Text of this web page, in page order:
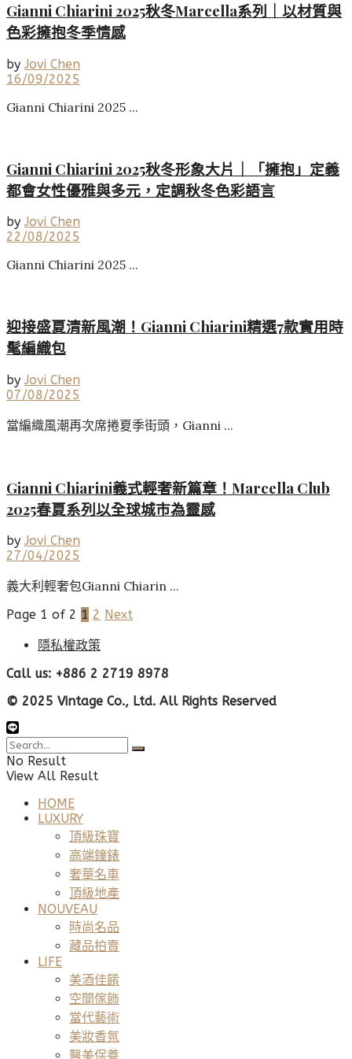
Gianni Chiarini 2025秋冬Marcella系列｜以材質與
色彩擁抱冬季情感
by Jovi Chen
16/09/2025
Gianni Chiarini 2025 ...
Gianni Chiarini 2025秋冬形象大片｜「擁抱」定義
都會女性優雅與多元，定調秋冬色彩語言
by Jovi Chen
22/08/2025
Gianni Chiarini 2025 ...
迎接盛夏清新風潮！Gianni Chiarini精選7款實用時
髦編織包
by Jovi Chen
07/08/2025
當編織風潮再次席捲夏季街頭，Gianni ...
Gianni Chiarini義式輕奢新篇章！Marcella Club
2025春夏系列以全球城市為靈感
by Jovi Chen
27/04/2025
義大利輕奢包Gianni Chiarin ...
Page 1 of 2 1 2 Next
隱私權政策
Call us: +886 2 2719 8978
© 2025 Vintage Co., Ltd. All Rights Reserved
No Result
View All Result
HOME
LUXURY
頂級珠寶
高端鐘錶
奢華名車
頂級地產
NOUVEAU
時尚名品
藏品拍賣
LIFE
美酒佳餚
空間傢飾
當代藝術
美妝香氛
醫美保養